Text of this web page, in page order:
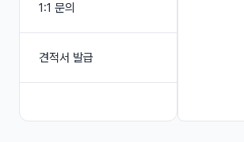
1:1 문의
견적서 발급